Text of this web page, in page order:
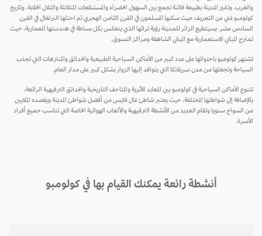
والغرب. وتتميز المدينة بطبيعة فاتنة تجمع بين السهول الخضراء والمستنقعات المتلالئة والتلال الخلابة. وتاريخ
كولومبو غني عن التعريف حيث سكنها المسلمون في القرن الثامن الهجري ثم احتلها البرتغال في القرن
السادس عشر. يسيتطيع الزائر للمدينة رؤية تراثها الذي ينعكس بكل بساطة في هندستها المعمارية، حيث
تمتزج المباني الاستعمارية مع المباني الشاهقة ومراكز التسوق.
تشتهر كولومبو باحتوائها على عدد كبير من الأماكن السياحية الطبيعية والحدائق والمنتزهات التي تجذب
السياحة وتجعلها من مدن سريلانكا التي يتوافد إليها الزوار بشكل كبير على مدار العام.
تتنوع الأماكن السياحية في كولومبو بين المعابد الأثرية والمتاحف التاريخية والحدائق الترفيهية الرائعة،
بالإضافة إلى شواطئها المختلفة، حيث يعتبر شاطئ غال فايس من أفضل شواطئ المدينة ويقصده الملايين
من السواح سنويا وتقام العديد من الأنشطة الترفيهية والألعاب الهوائية الخاصة التي تناسب جميع أفراد
الأسرة.
أنشطة رائعة يمكنك القيام بها في كولومبو